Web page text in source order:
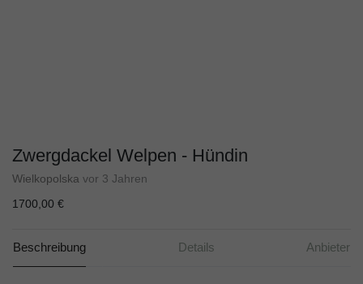
Zwergdackel Welpen - Hündin
Wielkopolska vor 3 Jahren
1700,00 €
Beschreibung Details Anbieter